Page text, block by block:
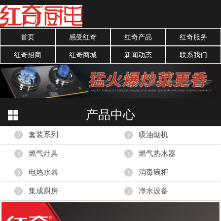
首页 感受红奇 红奇产品 红奇服务
红奇招商 红奇商城 新闻动态 联系我们
产品中心
套装系列 吸油烟机
燃气灶具 燃气热水器
电热水器 消毒碗柜
集成厨房 净水设备